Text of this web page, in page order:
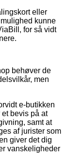
eller
kunne
for så vidt
behøver de
men
e-butikken
bevis på at
samt at
af jurister som
giver det dig
vanskeligheder